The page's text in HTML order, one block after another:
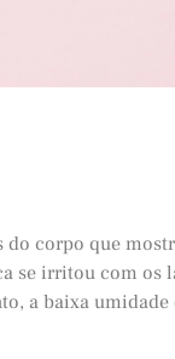
corpo que
se irritou com os
a baixa